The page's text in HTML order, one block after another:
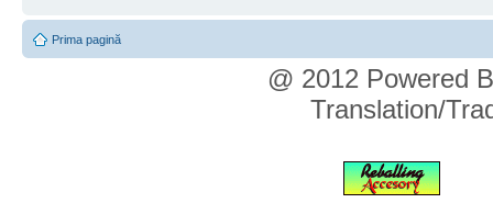
Prima pagină
@ 2012 Powered
Translation/